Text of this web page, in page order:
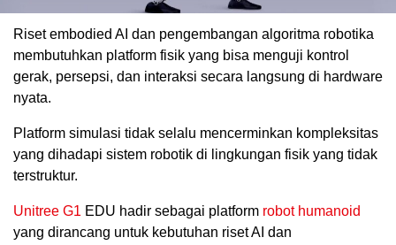
Riset embodied AI dan pengembangan algoritma robotika
membutuhkan platform fisik yang bisa menguji kontrol
gerak, persepsi, dan interaksi secara langsung di hardware
nyata.
Platform simulasi tidak selalu mencerminkan kompleksitas
yang dihadapi sistem robotik di lingkungan fisik yang tidak
terstruktur.
Unitree G1 EDU hadir sebagai platform robot humanoid
yang dirancang untuk kebutuhan riset AI dan